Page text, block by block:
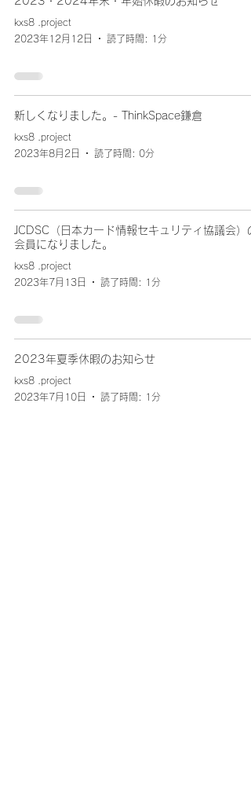
kxs8 .project
2023年12月12日
読了時間: 1分
新しくなりました。- ThinkSpace鎌倉
kxs8 .project
2023年8月2日
読了時間: 0分
JCDSC（日本カード情報セキュリティ協議会）
会員になりました。
kxs8 .project
2023年7月13日
読了時間: 1分
2023年夏季休暇のお知らせ
kxs8 .project
2023年7月10日
読了時間: 1分